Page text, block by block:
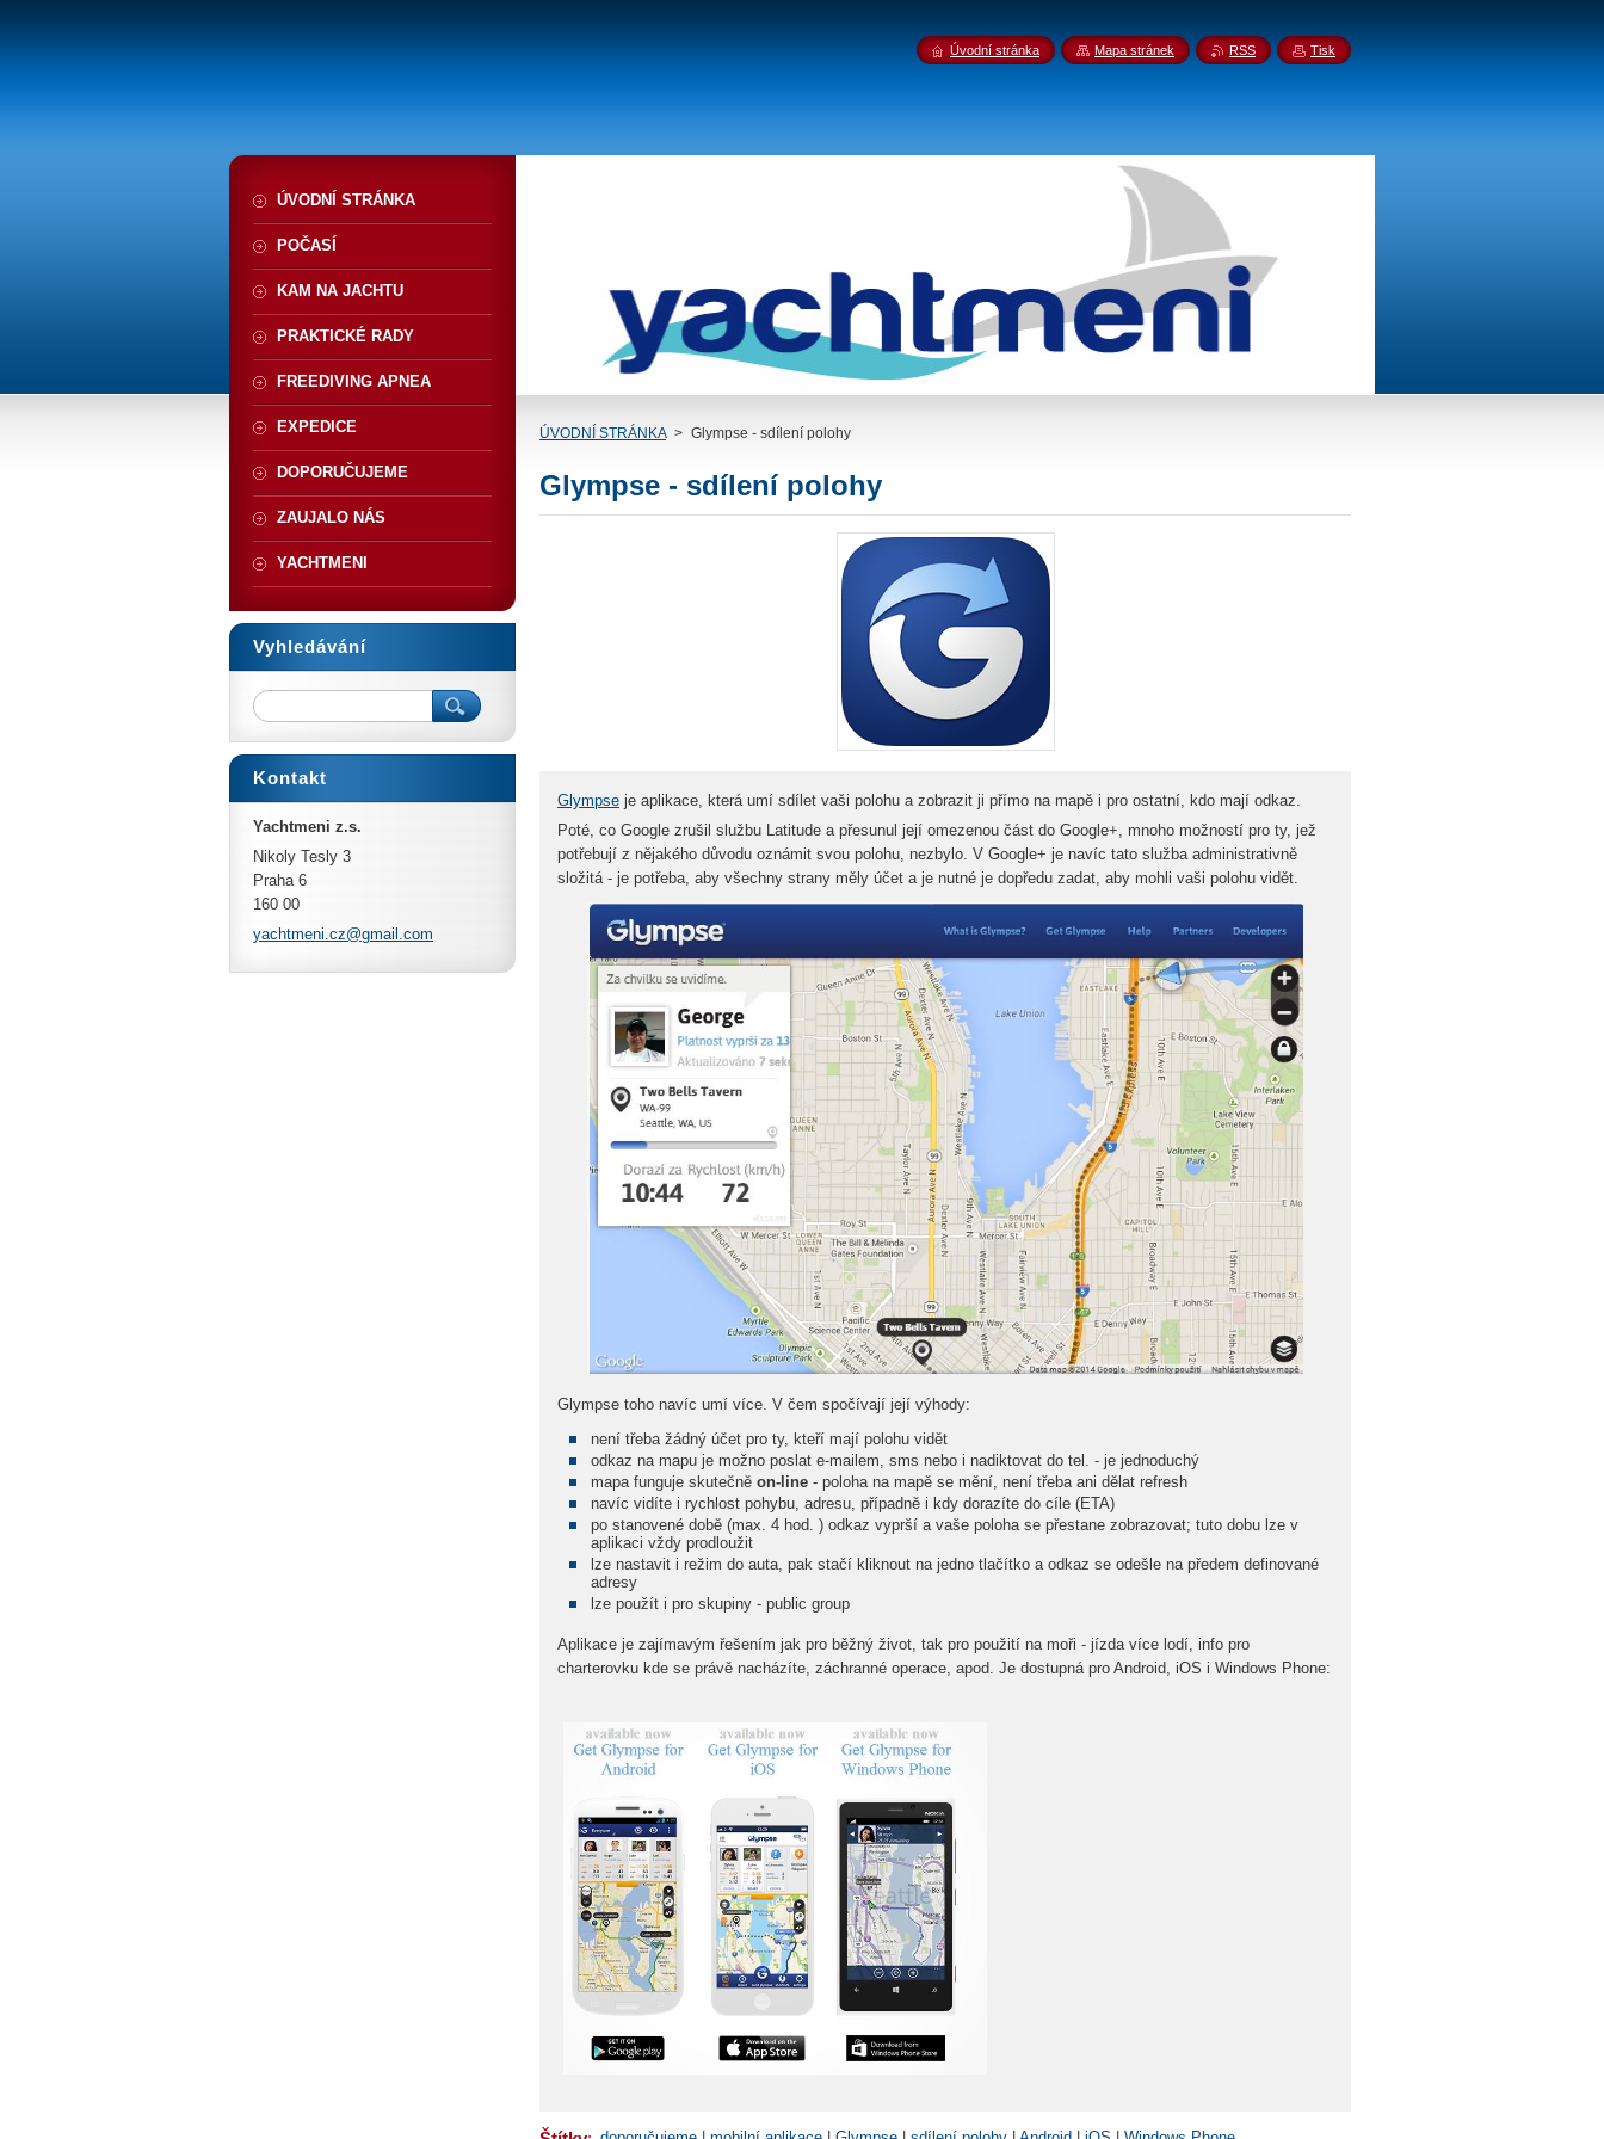
ÚVODNÍ STRÁNKA > Glympse - sdílení polohy
Glympse - sdílení polohy
Glympse je aplikace, která umí sdílet vaši polohu a zobrazit ji přímo na mapě i pro ostatní, kdo mají odkaz.
Poté, co Google zrušil službu Latitude a přesunul její omezenou část do Google+, mnoho možností pro ty, jež
potřebují z nějakého důvodu oznámit svou polohu, nezbylo. V Google+ je navíc tato služba administrativně
složitá - je potřeba, aby všechny strany měly účet a je nutné je dopředu zadat, aby mohli vaši polohu vidět.
Glympse toho navíc umí více. V čem spočívají její výhody:
není třeba žádný účet pro ty, kteří mají polohu vidět
odkaz na mapu je možno poslat e-mailem, sms nebo i nadiktovat do tel. - je jednoduchý
mapa funguje skutečně on-line - poloha na mapě se mění, není třeba ani dělat refresh
navíc vidíte i rychlost pohybu, adresu, případně i kdy dorazíte do cíle (ETA)
po stanovené době (max. 4 hod. ) odkaz vyprší a vaše poloha se přestane zobrazovat; tuto dobu lze v
aplikaci vždy prodloužit
lze nastavit i režim do auta, pak stačí kliknout na jedno tlačítko a odkaz se odešle na předem definované
adresy
lze použít i pro skupiny - public group
Aplikace je zajímavým řešením jak pro běžný život, tak pro použití na moři - jízda více lodí, info pro
charterovku kde se právě nacházíte, záchranné operace, apod. Je dostupná pro Android, iOS i Windows Phone:
ÚVODNÍ STRÁNKA
POČASÍ
KAM NA JACHTU
PRAKTICKÉ RADY
FREEDIVING APNEA
EXPEDICE
DOPORUČUJEME
ZAUJALO NÁS
YACHTMENI
Vyhledávání
Kontakt
Yachtmeni z.s.
Nikoly Tesly 3
Praha 6
160 00
yachtmeni.cz@gmail.com
Úvodní stránka Mapa stránek RSS Tisk